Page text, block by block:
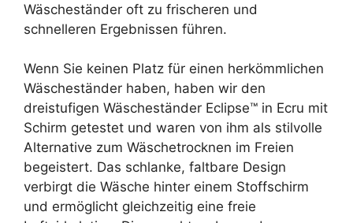
Wäscheständer oft zu frischeren und
schnelleren Ergebnissen führen.
Wenn Sie keinen Platz für einen herkömmlichen
Wäscheständer haben, haben wir den
dreistufigen Wäscheständer Eclipse™ in Ecru mit
Schirm getestet und waren von ihm als stilvolle
Alternative zum Wäschetrocknen im Freien
begeistert. Das schlanke, faltbare Design
verbirgt die Wäsche hinter einem Stoffschirm
und ermöglicht gleichzeitig eine freie